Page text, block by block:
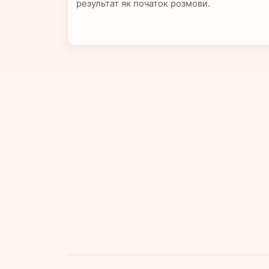
результат як початок розмови.